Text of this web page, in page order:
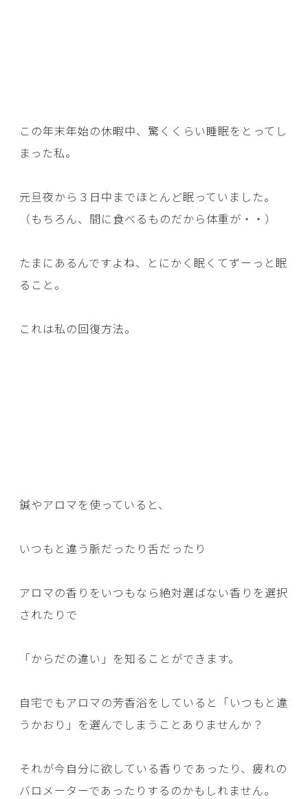
この年末年始の休暇中、驚くくらい睡眠をとってし
まった私。
元旦夜から３日中までほとんど眠っていました。
（もちろん、間に食べるものだから体重が・・）
たまにあるんですよね、とにかく眠くてずーっと眠
ること。
これは私の回復方法。
鍼やアロマを使っていると、
いつもと違う脈だったり舌だったり
アロマの香りをいつもなら絶対選ばない香りを選択
されたりで
「からだの違い」を知ることができます。
自宅でもアロマの芳香浴をしていると「いつもと違
うかおり」を選んでしまうことありませんか？
それが今自分に欲している香りであったり、疲れの
バロメーターであったりするのかもしれません。